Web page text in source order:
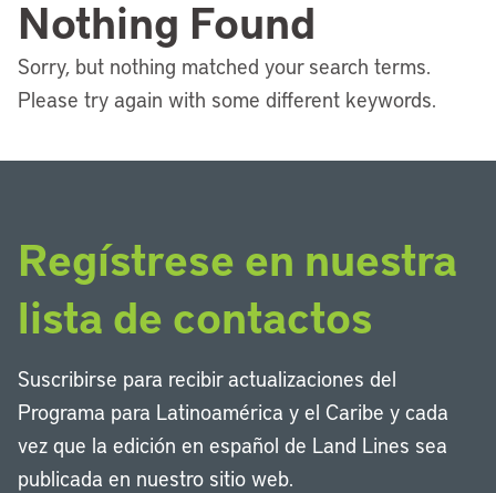
Nothing Found
Sorry, but nothing matched your search terms.
Please try again with some different keywords.
Regístrese en nuestra
lista de contactos
Suscribirse para recibir actualizaciones del
Programa para Latinoamérica y el Caribe y cada
vez que la edición en español de Land Lines sea
publicada en nuestro sitio web.